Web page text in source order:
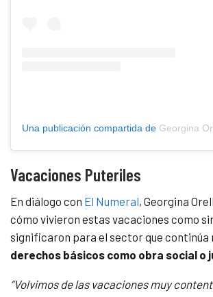
Una publicación compartida de Georgina
Vacaciones Puteriles
En diálogo con El Numeral, Georgina
cómo vivieron estas vacaciones como
significaron para el sector que continúa
derechos básicos como obra social o
“Volvimos de las vacaciones muy